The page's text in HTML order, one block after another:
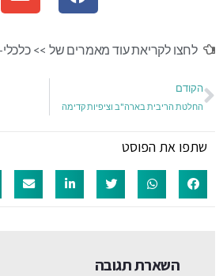
לחצו לקריאת עוד מאמרים של >>
הקודם
החלטת הריבית בארה"ב וציפיות קדימה
שתפו את הפוסט
השארת תגובה